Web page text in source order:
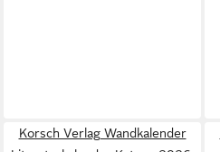
Korsch Verlag Wandkalender